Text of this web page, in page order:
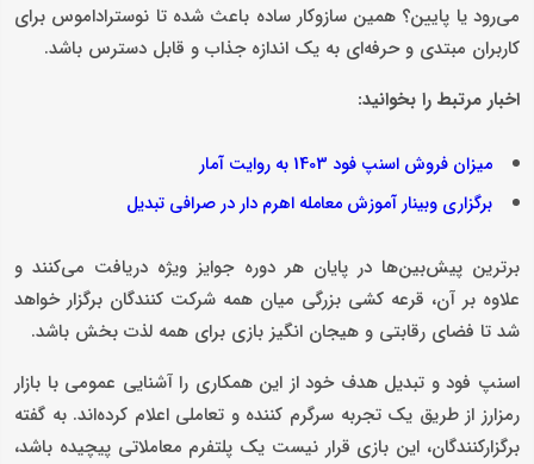
می‌رود یا پایین؟ همین سازوکار ساده باعث شده تا نوستراداموس برای
کاربران مبتدی و حرفه‌ای به یک اندازه جذاب و قابل‌ دسترس باشد.
اخبار مرتبط را بخوانید:
میزان فروش اسنپ فود 1403 به روایت آمار
برگزاری وبینار آموزش معامله اهرم‌ دار در صرافی تبدیل
برترین پیش‌بین‌ها در پایان هر دوره جوایز ویژه دریافت می‌کنند و
علاوه بر آن، قرعه ‌کشی بزرگی میان همه شرکت ‌کنندگان برگزار خواهد
شد تا فضای رقابتی و هیجان ‌انگیز بازی برای همه لذت‌ بخش باشد.
اسنپ ‌فود و تبدیل هدف خود از این همکاری را آشنایی عمومی با بازار
رمزارز از طریق یک تجربه سرگرم ‌کننده و تعاملی اعلام کرده‌اند. به گفته
برگزارکنندگان، این بازی قرار نیست یک پلتفرم معاملاتی پیچیده باشد،